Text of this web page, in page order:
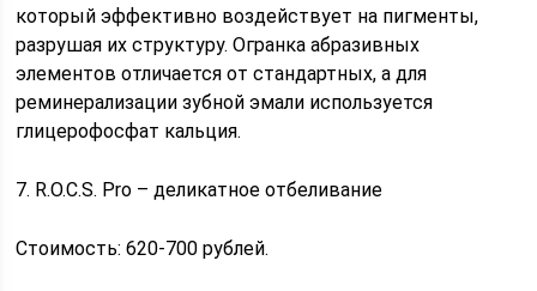
который эффективно воздействует на пигменты,
разрушая их структуру. Огранка абразивных
элементов отличается от стандартных, а для
реминерализации зубной эмали используется
глицерофосфат кальция.
7. R.O.C.S. Pro – деликатное отбеливание
Стоимость: 620-700 рублей.